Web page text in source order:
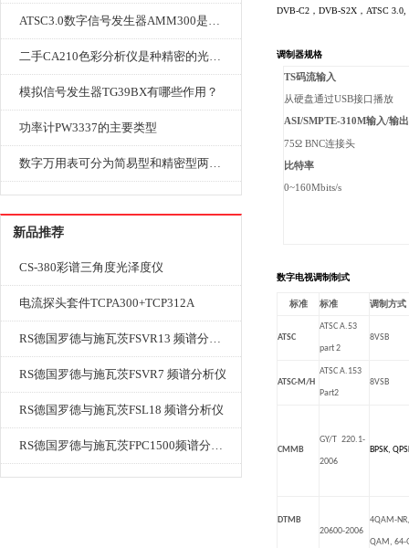
ATSC3.0数字信号发生器AMM300是能够产生各种数字信号的电子设备
二手CA210色彩分析仪是种精密的光学测量仪器
模拟信号发生器TG39BX有哪些作用？
功率计PW3337的主要类型
数字万用表可分为简易型和精密型两大类
新品推荐
CS-380彩谱三角度光泽度仪
电流探头套件TCPA300+TCP312A
RS德国罗德与施瓦茨FSVR13 频谱分析仪
RS德国罗德与施瓦茨FSVR7 频谱分析仪
RS德国罗德与施瓦茨FSL18 频谱分析仪
RS德国罗德与施瓦茨FPC1500频谱分析仪
DVB-C2，DVB-S2X，ATSC
调制器规格
TS码流输入
从硬盘通过USB接口播放
ASI/SMPTE-310M输入/输出
75Ω BNC连接头
比特率
0~160Mbits/s
数字电视调制制式
标准 标准 调制方式
ATSC
ATSC A.53
part 2
8VSB
ATSC-M/H
ATSC A.153
Part2
8VSB
CMMB
GY/T 220.1-
2006
BPSK,
DTMB
20600-2006
4QAM-
QAM, 64-